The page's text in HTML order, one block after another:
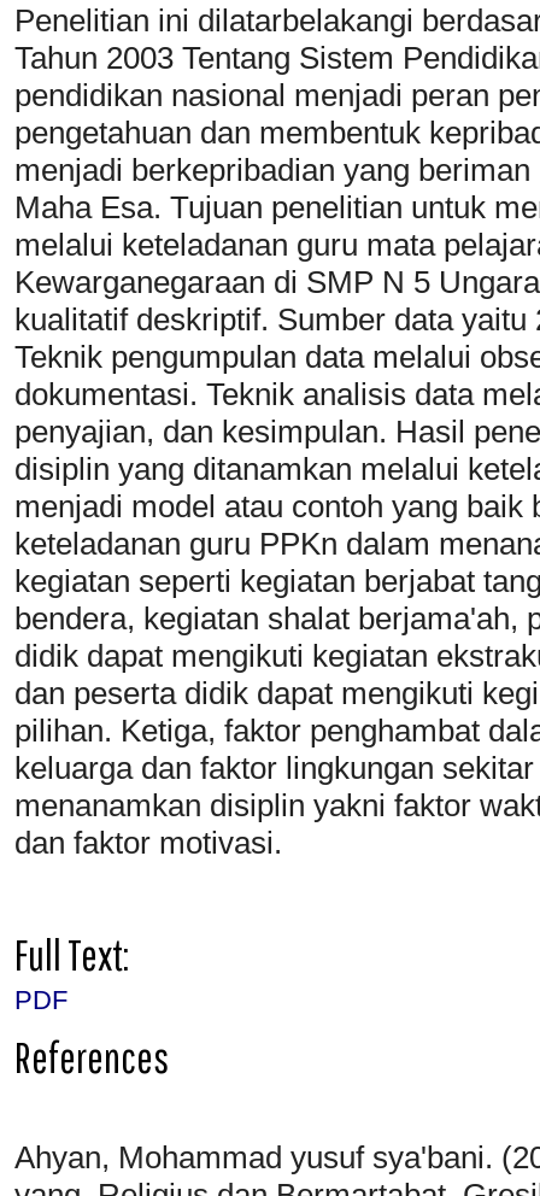
Penelitian ini dilatarbelakangi
Tahun 2003 Tentang Sistem
pendidikan nasional menjadi peran
pengetahuan dan membentuk
menjadi berkepribadian yang
Maha Esa. Tujuan penelitian untuk
melalui keteladanan guru mata
Kewarganegaraan di SMP N 5
kualitatif deskriptif. Sumber data
Teknik pengumpulan data melalui
dokumentasi. Teknik analisis data
penyajian, dan kesimpulan. Hasil
disiplin yang ditanamkan melalui
menjadi model atau contoh yang
keteladanan guru PPKn dalam
kegiatan seperti kegiatan berjabat
bendera, kegiatan shalat berjama'ah,
didik dapat mengikuti kegiatan
dan peserta didik dapat mengikuti
pilihan. Ketiga, faktor penghambat
keluarga dan faktor lingkungan
menanamkan disiplin yakni faktor
dan faktor motivasi.
Full Text:
PDF
References
Ahyan, Mohammad yusuf sya'bani.